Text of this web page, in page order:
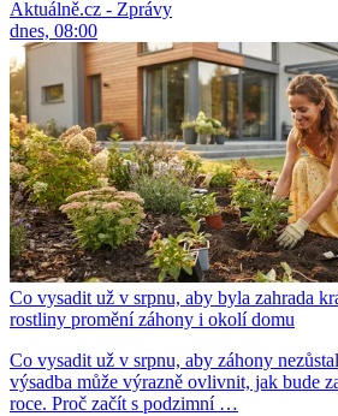
Aktuálně.cz - Zprávy
dnes, 08:00
Co vysadit už v srpnu, aby byla zahrada
rostliny promění záhony i okolí domu
Co vysadit už v srpnu, aby záhony
výsadba může výrazně ovlivnit, jak bude
roce. Proč začít s podzimní …